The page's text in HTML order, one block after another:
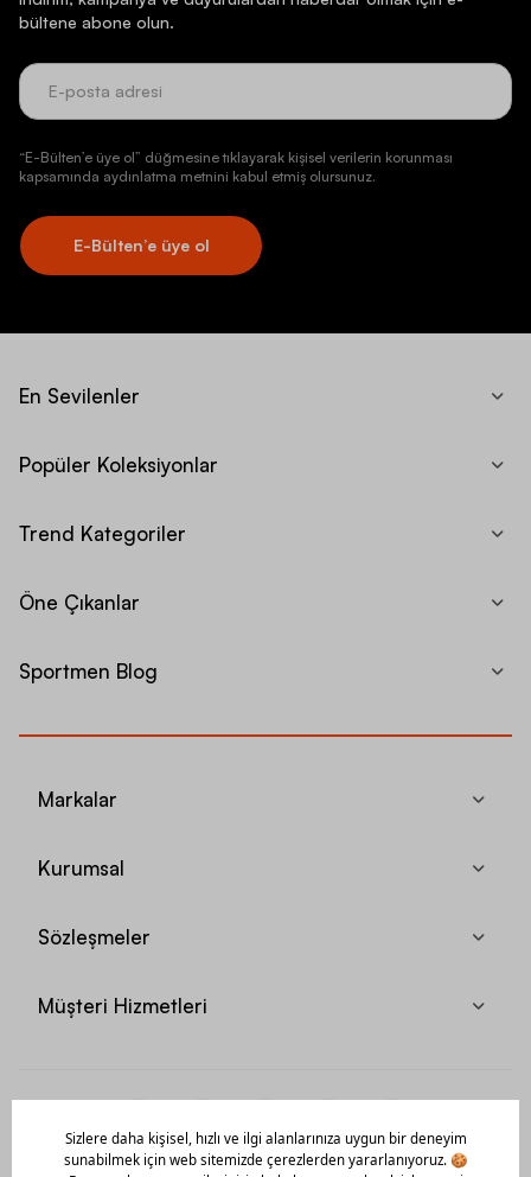
bültene abone olun.
“E-Bülten’e üye ol” düğmesine tıklayarak kişisel verilerin korunması
kapsamında aydınlatma metnini kabul etmiş olursunuz.
E-Bülten’e üye ol
En Sevilenler
Popüler Koleksiyonlar
Trend Kategoriler
Öne Çıkanlar
Sportmen Blog
Markalar
Kurumsal
Sözleşmeler
Müşteri Hizmetleri